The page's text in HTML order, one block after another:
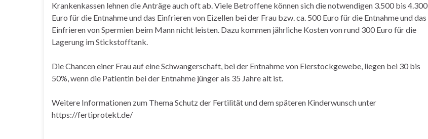
Krankenkassen lehnen die Anträge auch oft ab. Viele Betroffene können sich die notwendigen 3.500 bis 4.300
Euro für die Entnahme und das Einfrieren von Eizellen bei der Frau bzw. ca. 500 Euro für die Entnahme und das
Einfrieren von Spermien beim Mann nicht leisten. Dazu kommen jährliche Kosten von rund 300 Euro für die
Lagerung im Stickstofftank.
Die Chancen einer Frau auf eine Schwangerschaft, bei der Entnahme von Eierstockgewebe, liegen bei 30 bis
50%, wenn die Patientin bei der Entnahme jünger als 35 Jahre alt ist.
Weitere Informationen zum Thema Schutz der Fertilität und dem späteren Kinderwunsch unter
https://fertiprotekt.de/